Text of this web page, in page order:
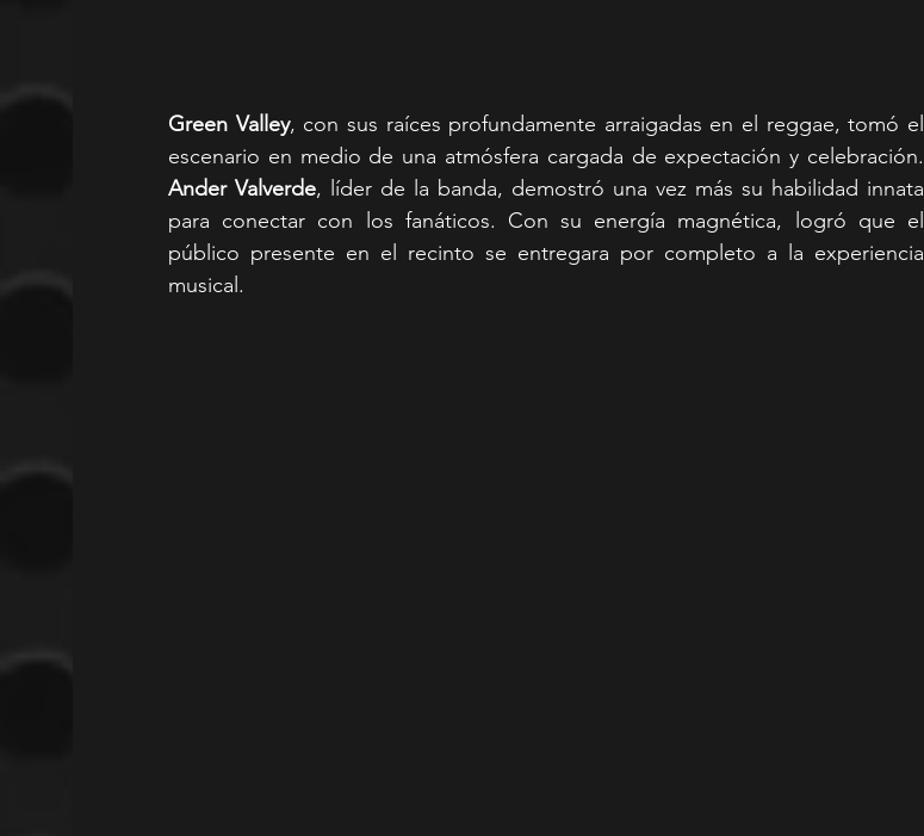
Green Valley, con sus raíces profundamente arraigadas en el reggae, tomó el
Ander Valverde, líder de la banda, demostró una vez más su habilidad innata
para conectar con los fanáticos. Con su energía magnética, logró que el
público presente en el recinto se entregara por completo a la experiencia
musical.